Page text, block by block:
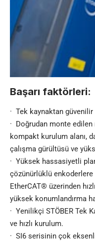
Başarı faktörleri:
· Tek kaynaktan
· Doğrudan monte
kompakt kurulum alanı,
çalışma gürültüsü ve
· Yüksek hassasiyetli
çözünürlüklü
EtherCAT® üzerinden
yüksek konumlandırma
· Yenilikçi STÖBER Tek
ve hızlı kurulum.
· SI6 serisinin çok